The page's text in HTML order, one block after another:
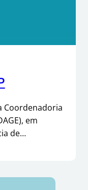
Coordenadoria
em
de…